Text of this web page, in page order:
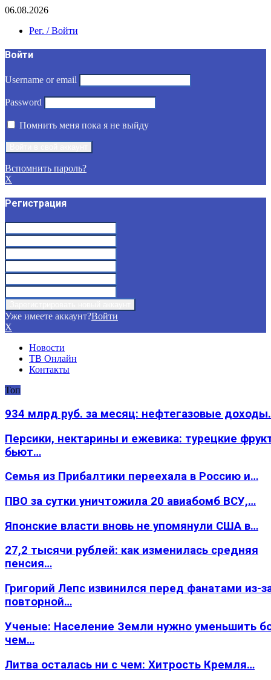
06.08.2026
Рег. / Войти
Войти
Username or email
Password
Помнить меня пока я не выйду
Вспомнить пароль?
X
Регистрация
Уже имеете аккаунт?Войти
X
Новости
ТВ Онлайн
Контакты
Топ
934 млрд руб. за месяц: нефтегазовые
Персики, нектарины и ежевика: турецкие
бьют…
Семья из Прибалтики переехала в Россию и…
ПВО за сутки уничтожила 20 авиабомб ВСУ,…
Японские власти вновь не упомянули США в…
27,2 тысячи рублей: как изменилась средняя
пенсия…
Григорий Лепс извинился перед фанатами из-
повторной…
Ученые: Население Земли нужно уменьшить
чем…
Литва осталась ни с чем: Хитрость Кремля…